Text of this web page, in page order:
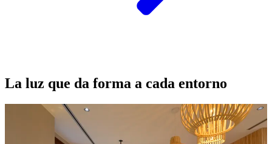
La luz que da forma a cada entorno